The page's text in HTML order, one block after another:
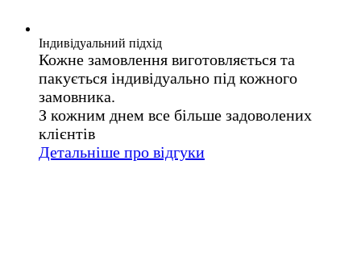
Індивідуальний підхід
Кожне замовлення виготовляється та
пакується індивідуально під кожного
замовника.
З кожним днем все більше задоволених
клієнтів
Детальніше про відгуки